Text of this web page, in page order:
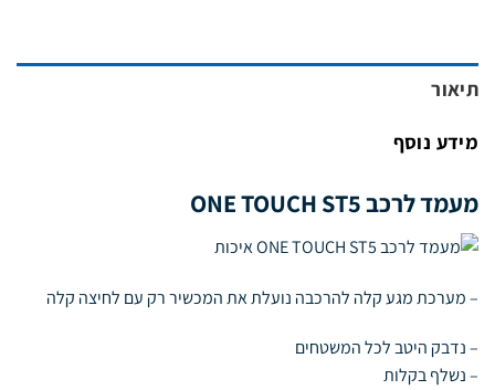
תיאור
מידע נוסף
מעמד לרכב ONE TOUCH ST5
– מערכת מגע קלה להרכבה נועלת את המכשיר רק עם לחיצה קלה
– נדבק היטב לכל המשטחים
– נשלף בקלות